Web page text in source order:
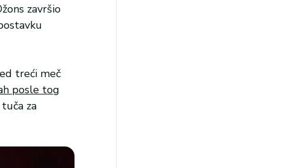
završio
treći meč
posle tog
za